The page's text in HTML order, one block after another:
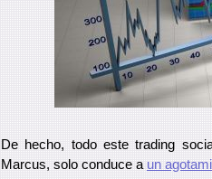
De hecho, todo este trading
Marcus, solo conduce a un